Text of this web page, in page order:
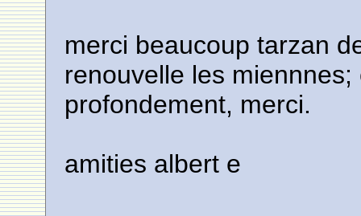
merci beaucoup tarzan
renouvelle les
profondement, merci.
amities albert e